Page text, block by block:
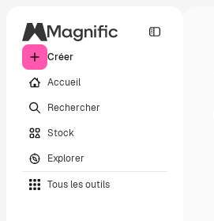
Créer
Accueil
Rechercher
Stock
Explorer
Tous les outils